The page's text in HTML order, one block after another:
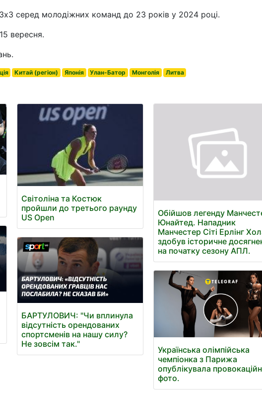
серед молодіжних команд до 23 років у 2024 році.
вересня.
Китай (регіон) Японія Улан-Батор Монголія Литва
Світоліна та Костюк
пройшли до третього раунду
US Open
БАРТУЛОВИЧ: "Чи вплинула
відсутність орендованих
спортсменів на нашу силу?
Не зовсім так."
Обійшов легенду
Юнайтед. Нападник
Манчестер Сіті Ерлінг
здобув історичне
на початку сезону АПЛ.
Українська олімпійська
чемпіонка з Парижа
опублікувала
фото.